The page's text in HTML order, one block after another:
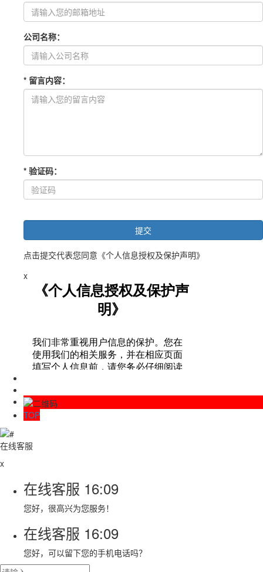
公司名称：
* 留言内容：
* 验证码：
点击提交代表您同意 《个人信息授权及保护声明》
x
TOP
在线客服
x
在线客服 16:09
您好，很高兴为您服务！
在线客服 16:09
您好，可以留下您的手机电话吗？